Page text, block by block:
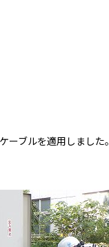
ブルを適用しました。